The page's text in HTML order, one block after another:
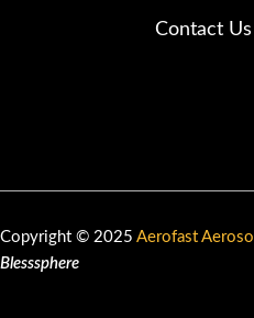
Contact Us
Copyright © 2025 Aerofast Aerosol
Blesssphere